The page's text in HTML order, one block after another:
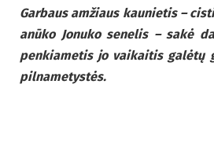
Garbaus amžiaus kaunietis –
anūko Jonuko senelis – sakė
penkiametis jo vaikaitis galėtų
pilnametystės.